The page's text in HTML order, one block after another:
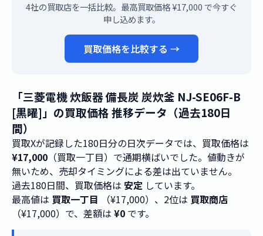
4社の買取店を一括比較。最高買取価格 ¥17,000 で今すぐ
申し込めます。
買取価格を比較する →
「三菱電機 炊飯器 備長炭 炭炊釜 NJ-SE06F-B
[黒曜]」の買取価格 推移データ（過去180日
間）
買取Xが記録した180日分の日次データでは、買取価格は
¥17,000 （買取一丁目）で通期横ばいでした。値動きが
無いため、売却タイミングによる差は出ていません。
過去180日間、買取価格は 安定 しています。
最高値は 買取一丁目 （¥17,000）、2位は 買取商店
（¥17,000）で、差額は ¥0 です。